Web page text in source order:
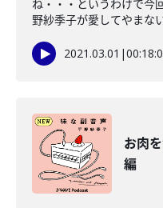
ね・・・というわけで今
野紗季子が愛してやまな
2021.03.01 |
お肉
編